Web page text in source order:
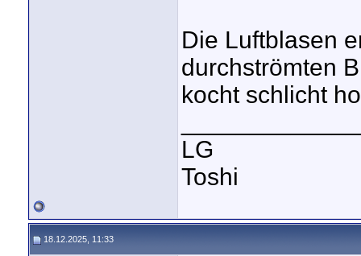
Die Luftblasen
durchströmten
kocht schlicht
LG
Toshi
18.12.2025, 11:33